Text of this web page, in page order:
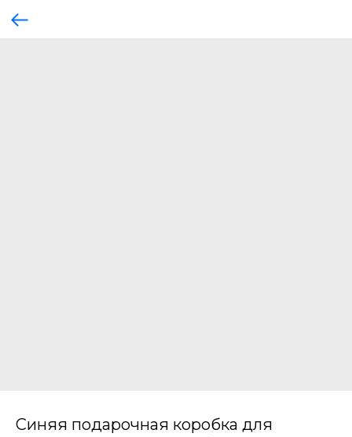
Синяя подарочная коробка для